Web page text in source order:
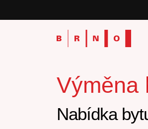
Výměna
Nabídka